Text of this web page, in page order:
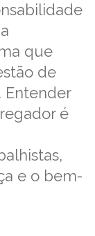
que
de
Entender
é
e o bem-